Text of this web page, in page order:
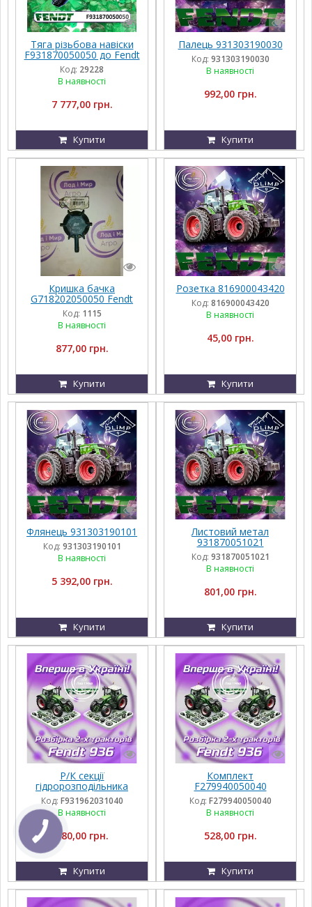
Тяга різьбова навіски
F931870050050 до Fendt
від AGCO
Код: 29228
В наявності
7 777,00 грн.
Купити
Палець 931303190030
Код: 931303190030
В наявності
992,00 грн.
Купити
Кришка бачка
G718202050050 Fendt
Код: 1115
В наявності
877,00 грн.
Купити
Розетка 816900043420
Код: 816900043420
В наявності
45,00 грн.
Купити
Флянець 931303190101
Код: 931303190101
В наявності
5 392,00 грн.
Купити
Листовий метал
931870051021
Код: 931870051021
В наявності
801,00 грн.
Купити
Р/К секції
гідророзподільника
F931962031040
Код: F931962031040
В наявності
380,00 грн.
Купити
Комплект
F279940050040
Код: F279940050040
В наявності
528,00 грн.
Купити